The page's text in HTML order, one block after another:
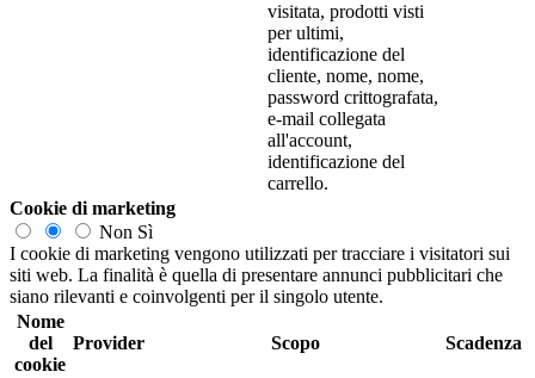
visitata, prodotti visti
per ultimi,
identificazione del
cliente, nome, nome,
password crittografata,
e-mail collegata
all'account,
identificazione del
carrello.
Cookie di marketing
Non Sì
I cookie di marketing vengono utilizzati per tracciare i visitatori sui
siti web. La finalità è quella di presentare annunci pubblicitari che
siano rilevanti e coinvolgenti per il singolo utente.
Nome
del
cookie
Provider Scopo Scadenza